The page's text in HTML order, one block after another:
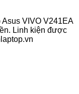
VIVO V241EA
Linh kiện được